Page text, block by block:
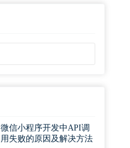
微信小程序开发中API调
用失败的原因及解决方法